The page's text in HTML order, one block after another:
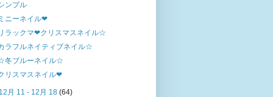
ンプル
ニーネイル❤
ラックマ❤クリスマスネイル☆
ラフルネイティブネイル☆
冬ブルーネイル☆
リスマスネイル❤
月 11 - 12月 18(64)